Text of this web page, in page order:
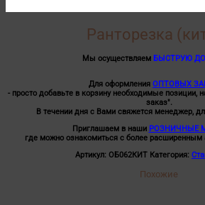
Ранторезка
Мы осуществляем БЫСТРУЮ
Для оформления ОПТОВЫХ
- просто добавьте в корзину необходимые позиции,
заказ".
В течении дня с Вами свяжется менеджер,
Приглашаем в наши РОЗНИЧНЫЕ
где можно ознакомиться с более расширенным
Артикул: ОБ062КИТ Категория:
Похожие